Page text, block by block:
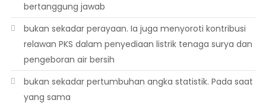
bertanggung jawab
bukan sekadar perayaan. Ia juga menyoroti kontribusi
relawan PKS dalam penyediaan listrik tenaga surya dan
pengeboran air bersih
bukan sekadar pertumbuhan angka statistik. Pada saat
yang sama